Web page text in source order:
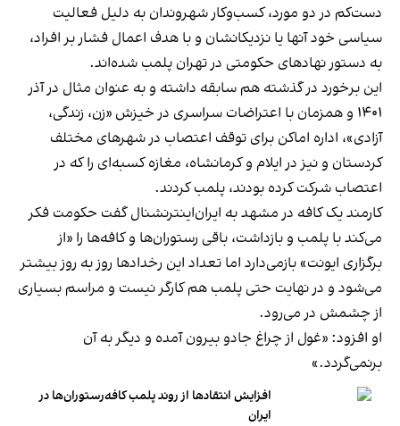
دست‌کم در دو مورد، کسب‌وکار شهروندان به دلیل فعالیت
سیاسی خود آنها یا نزدیکانشان و با هدف اعمال فشار بر افراد،
به دستور نهادهای حکومتی در تهران پلمب شده‌اند.
این برخورد در گذشته هم سابقه داشته و به عنوان مثال در آذر
۱۴۰۱ و همزمان با اعتراضات سراسری در خیزش «زن، زندگی،
آزادی»، اداره اماکن برای توقف اعتصاب در شهرهای مختلف
کردستان و نیز در ایلام و کرمانشاه، مغازه کسبه‌ای را که در
اعتصاب شرکت کرده بودند، پلمب کردند.
کارمند یک کافه در مشهد به ایران‌اینترنشنال گفت حکومت فکر
می‌کند با پلمب و بازداشت، باقی رستوران‌ها و کافه‌ها را «از
برگزاری ایونت» بازمی‌دارد اما تعداد این رخدادها روز به روز بیشتر
می‌شود و در نهایت حتی پلمب هم کارگر نیست و مراسم بسیاری
از چشمش در می‌رود.
او افزود: «غول از چراغ جادو بیرون آمده و دیگر به آن
برنمی‎‌گردد.»
افزایش انتقادها از روند پلمب کافه‌رستوران‌ها در
ایران